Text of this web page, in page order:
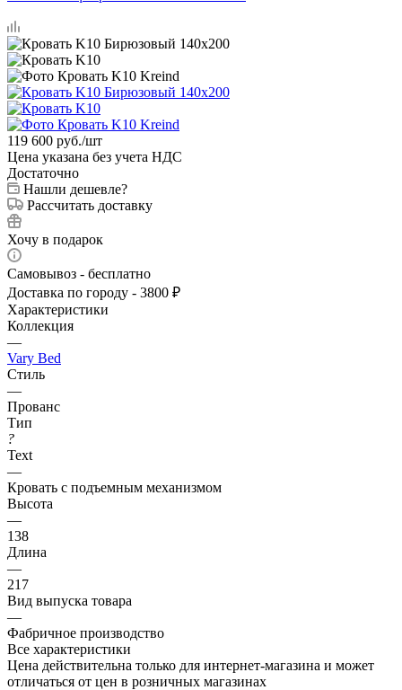
119 600 руб./шт
Цена указана без учета НДС
Достаточно
Нашли дешевле?
Рассчитать доставку
Хочу в подарок
Самовывоз - бесплатно
Доставка по городу - 3800 ₽
Характеристики
Коллекция
—
Vary Bed
Стиль
—
Прованс
Тип
?
Text
—
Кровать с подъемным механизмом
Высота
—
138
Длина
—
217
Вид выпуска товара
—
Фабричное производство
Все характеристики
Цена действительна только для интернет-магазина и может
отличаться от цен в розничных магазинах